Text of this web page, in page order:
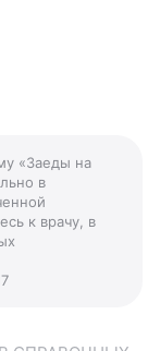
«Заеды на
в
к врачу, в